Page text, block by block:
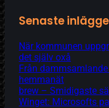
Senaste
När kommunen
det själv oxå
Från
hemmanät
brew – Smidigaste
Winget: Microsofts